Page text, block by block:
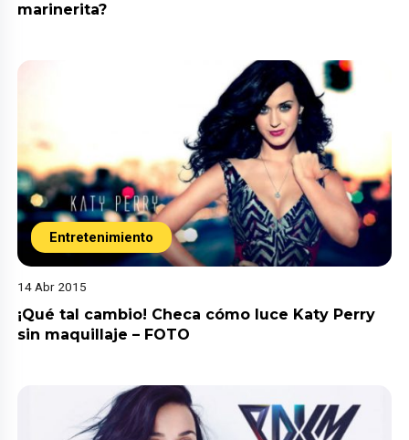
marinerita?
Entretenimiento
14 Abr 2015
¡Qué tal cambio! Checa cómo luce Katy Perry
sin maquillaje – FOTO